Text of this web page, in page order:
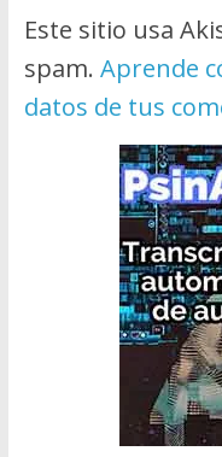
Este sitio usa
spam. Aprende
datos de tus